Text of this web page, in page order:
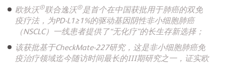
欧狄沃®联合逸沃®是首个在中国获批用于肺癌的双免
疫疗法，为PD-L1≥1%的驱动基因阴性非小细胞肺癌
（NSCLC）一线患者提供了“无化疗”的长生存新选择；
该获批基于CheckMate-227研究，这是非小细胞肺癌免
疫治疗领域迄今随访时间最长的III期研究之一，证实欧